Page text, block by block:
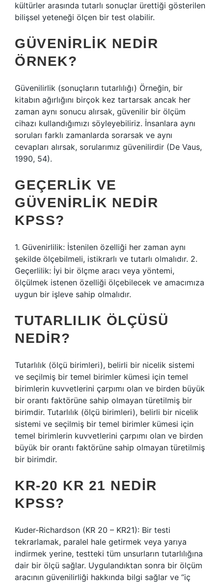
kültürler arasında tutarlı sonuçlar ürettiği gösterilen
bilişsel yeteneği ölçen bir test olabilir.
GÜVENIRLIK NEDIR
ÖRNEK?
Güvenilirlik (sonuçların tutarlılığı) Örneğin, bir
kitabın ağırlığını birçok kez tartarsak ancak her
zaman aynı sonucu alırsak, güvenilir bir ölçüm
cihazı kullandığımızı söyleyebiliriz. İnsanlara aynı
soruları farklı zamanlarda sorarsak ve aynı
cevapları alırsak, sorularımız güvenilirdir (De Vaus,
1990, 54).
GEÇERLIK VE
GÜVENIRLIK NEDIR
KPSS?
1. Güvenirlilik: İstenilen özelliği her zaman aynı
şekilde ölçebilmeli, istikrarlı ve tutarlı olmalıdır. 2.
Geçerlilik: İyi bir ölçme aracı veya yöntemi,
ölçülmek istenen özelliği ölçebilecek ve amacımıza
uygun bir işleve sahip olmalıdır.
TUTARLILIK ÖLÇÜSÜ
NEDIR?
Tutarlılık (ölçü birimleri), belirli bir nicelik sistemi
ve seçilmiş bir temel birimler kümesi için temel
birimlerin kuvvetlerini çarpımı olan ve birden büyük
bir orantı faktörüne sahip olmayan türetilmiş bir
birimdir. Tutarlılık (ölçü birimleri), belirli bir nicelik
sistemi ve seçilmiş bir temel birimler kümesi için
temel birimlerin kuvvetlerini çarpımı olan ve birden
büyük bir orantı faktörüne sahip olmayan türetilmiş
bir birimdir.
KR-20 KR 21 NEDIR
KPSS?
Kuder-Richardson (KR 20 – KR21): Bir testi
tekrarlamak, paralel hale getirmek veya yarıya
indirmek yerine, testteki tüm unsurların tutarlılığına
dair bir ölçü sağlar. Uygulandıktan sonra bir ölçüm
aracının güvenilirliği hakkında bilgi sağlar ve “iç